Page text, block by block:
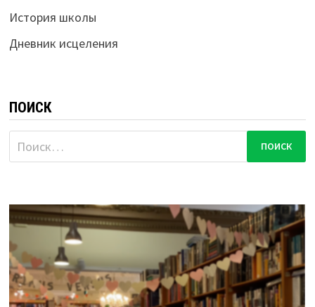
История школы
Дневник исцеления
ПОИСК
Найти: